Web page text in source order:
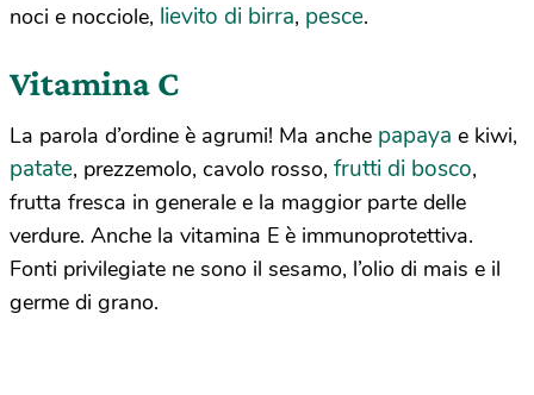
noci e nocciole, lievito di birra, pesce.
Vitamina C
La parola d’ordine è agrumi! Ma anche papaya e kiwi,
patate, prezzemolo, cavolo rosso, frutti di bosco,
frutta fresca in generale e la maggior parte delle
verdure. Anche la vitamina E è immunoprotettiva.
Fonti privilegiate ne sono il sesamo, l’olio di mais e il
germe di grano.